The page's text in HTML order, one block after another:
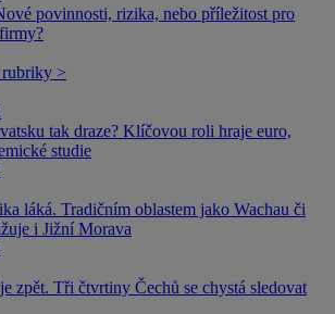
povinnosti, rizika, nebo příležitost pro
>
tak draze? Klíčovou roli hraje euro,
studie
láká. Tradičním oblastem jako Wachau či
i Jižní Morava
zpět. Tři čtvrtiny Čechů se chystá sledovat